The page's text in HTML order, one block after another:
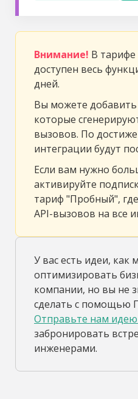
Внимание! В
доступен весь
дней.
Вы можете добавить
которые
вызовов. По
интеграции будут
Если вам нужно
активируйте
тариф "Пробный",
API-вызовов на все
У вас есть идеи, как
оптимизировать
компании, но вы не
сделать с помощью
Отправьте нам идею
забронировать
инженерами.